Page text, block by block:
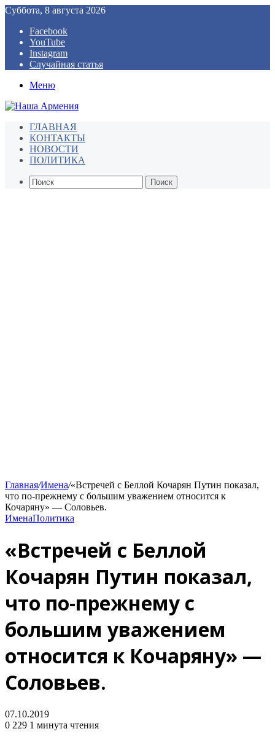
Суббота, 8 августа 2026
Facebook
YouTube
Instagram
Случайная статья
Меню
ГЛАВНАЯ
КОНТАКТЫ
НОВОСТИ
ПОЛИТИКА
Поиск
Главная/Имена/«Встречей с Беллой Кочарян Путин показал,
что по-прежнему с большим уважением относится к
Кочаряну» — Соловьев.
ИменаПолитика
«Встречей с Беллой
Кочарян Путин показал,
что по-прежнему с
большим уважением
относится к Кочаряну» —
Соловьев.
07.10.2019
0 229 1 минута чтения